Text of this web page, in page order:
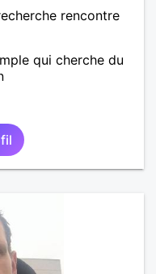
rencontre
qui cherche du